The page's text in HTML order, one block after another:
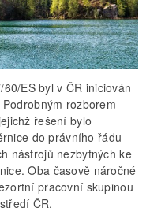
ES byl v ČR iniciován
rozborem
řešení bylo
do právního řádu
nástrojů nezbytných ke
Oba časově náročné
pracovní skupinou
ČR.